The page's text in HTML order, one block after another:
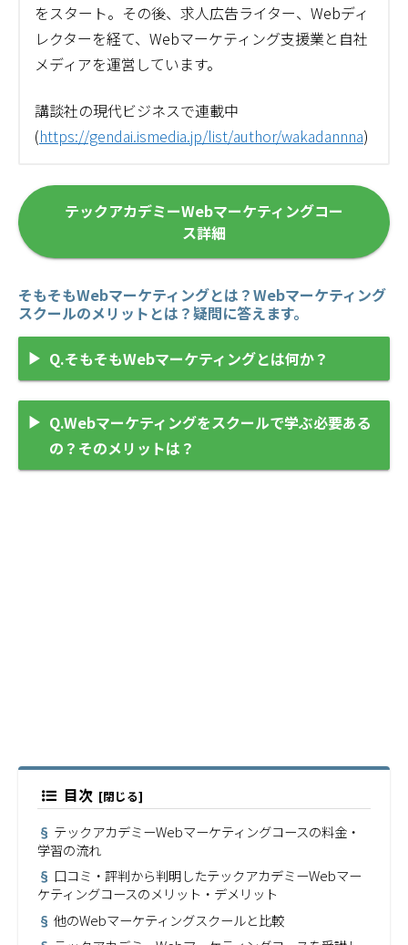
をスタート。その後、求人広告ライター、Webディ
レクターを経て、Webマーケティング支援業と自社
メディアを運営しています。
講談社の現代ビジネスで連載中
(https://gendai.ismedia.jp/list/author/wakadannna)
テックアカデミーWebマーケティングコー
ス詳細
そもそもWebマーケティングとは？Webマーケティング
スクールのメリットとは？疑問に答えます。
Q.そもそもWebマーケティングとは何か？
Q.Webマーケティングをスクールで学ぶ必要ある
の？そのメリットは？
目次
テックアカデミーWebマーケティングコースの料金・
学習の流れ
口コミ・評判から判明したテックアカデミーWebマー
ケティングコースのメリット・デメリット
他のWebマーケティングスクールと比較